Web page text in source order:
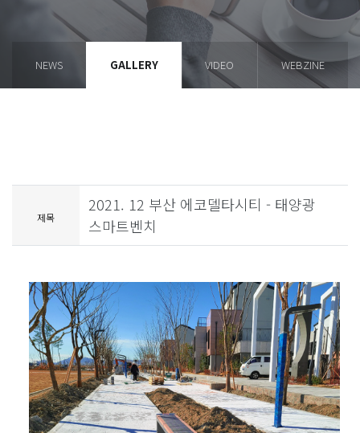
NEWS GALLERY VIDEO WEBZINE
제목
2021. 12 부산 에코델타시티 - 태양광
스마트벤치